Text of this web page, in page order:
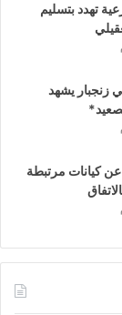
تهدد بتسليم
زنجبار يشهد
عن كيانات مرتبطة